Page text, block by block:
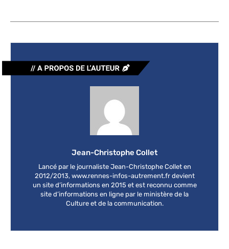
Jean-Christophe Collet
Lancé par le journaliste Jean-Christophe Collet en
2012/2013, www.rennes-infos-autrement.fr devient
un site d’informations en 2015 et est reconnu comme
site d’informations en ligne par le ministère de la
Culture et de la communication.